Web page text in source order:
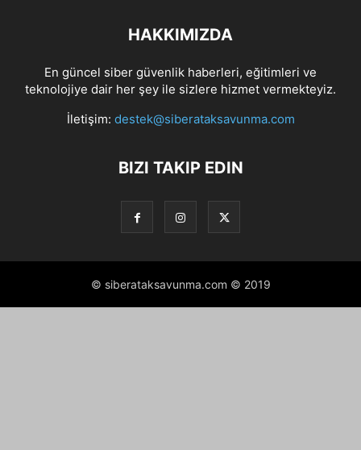
HAKKIMIZDA
En güncel siber güvenlik haberleri, eğitimleri ve
teknolojiye dair her şey ile sizlere hizmet vermekteyiz.
İletişim: destek@siberataksavunma.com
BIZI TAKIP EDIN
© siberataksavunma.com © 2019